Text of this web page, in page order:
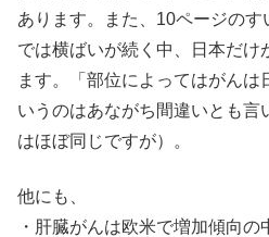
あります。また、10ページの
では横ばいが続く中、日本だけ
ます。「部位によってはがんは
いうのはあながち間違いとも言
はほぼ同じですが）。
他にも、
・肝臓がんは欧米で増加傾向